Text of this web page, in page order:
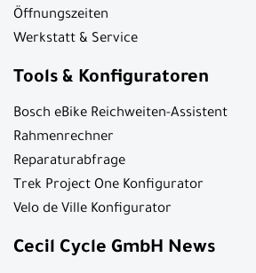
Öffnungszeiten
Werkstatt & Service
Tools & Konfiguratoren
Bosch eBike Reichweiten-Assistent
Rahmenrechner
Reparaturabfrage
Trek Project One Konfigurator
Velo de Ville Konfigurator
Cecil Cycle GmbH News